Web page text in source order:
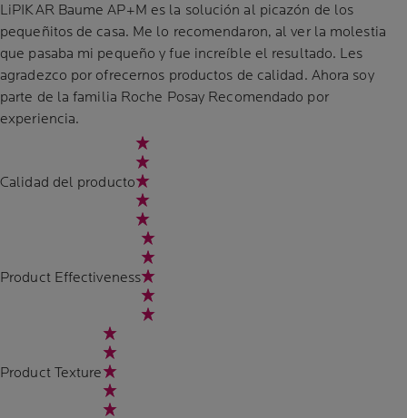
LiPIKAR Baume AP+M es la solución al picazón de los
pequeñitos de casa. Me lo recomendaron, al ver la molestia
que pasaba mi pequeño y fue increíble el resultado. Les
agradezco por ofrecernos productos de calidad. Ahora soy
parte de la familia Roche Posay Recomendado por
experiencia.
Calidad del producto
Product Effectiveness
Product Texture